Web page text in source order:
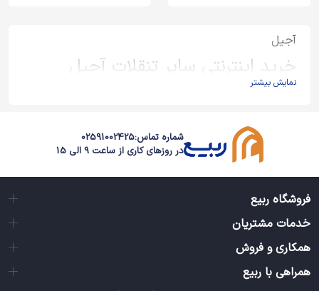
آجیل
خرید اینترنتی سایر تنقلات آجیل
یکی از محبوب‌ترین آیتم‌های پذیرایی که از گذشته و به‌صورت ثابت در
خام و شور متناسب با ذائقه‌ای که برای مهمانانتان می‌توانید سفارش
دهید. ربیع در کنار فروش انواع محصولات طبی، یک وب‌سایت فروش
اینترنتی آجیل و خشکبار نیز هست که مرغوب‌ترین و باکیفیت‌ترین انواع
سفارش دهید. یکی از مزیت‌های آجیل ربیع در کنار کیفیت بالا، بسته‌بندی
ویژه آن است که به‌راحتی برای دادن هدیه و سوغاتی می‌توانید روی آن‌ها
حساب کنید.
داشتن دغدغه ترافیک و جای پارک تنها با چند کلیک، انواع آجیل را ببینید،
نمایش بیشتر
شماره تماس:02591002425
در روزهای کاری از ساعت 9 الی 15
فروشگاه ربیع
خدمات مشتریان
همکاری و فروش
همراهی با ربیع